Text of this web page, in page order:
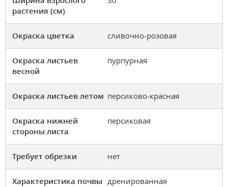
растения (см)
Окраска цветка сливочно-розовая
Окраска листьев
весной
пурпурная
Окраска листьев летом персиково-красная
Окраска нижней
стороны листа
персиковая
Требует обрезки нет
Характеристика почвы дренированная